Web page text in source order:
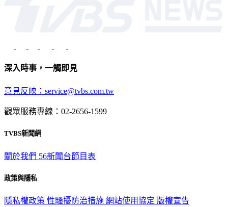
深入時事，一觸即見
意見反映：service@tvbs.com.tw
觀眾服務專線：02-2656-1599
TVBS新聞網
關於我們 56新聞台節目表
政策與隱私
隱私權政策 性騷擾防治措施 網站使用協定 版權宣告